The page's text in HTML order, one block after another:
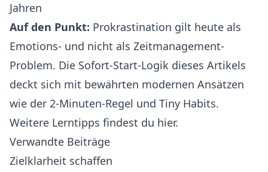
Jahren
Auf den Punkt: Prokrastination gilt heute als
Emotions- und nicht als Zeitmanagement-
Problem. Die Sofort-Start-Logik dieses Artikels
deckt sich mit bewährten modernen Ansätzen
wie der 2-Minuten-Regel und Tiny Habits.
Weitere Lerntipps findest du hier.
Verwandte Beiträge
Zielklarheit schaffen